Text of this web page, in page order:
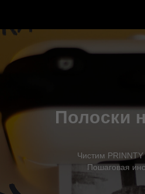
Полоски
Чистим
Пошаговая